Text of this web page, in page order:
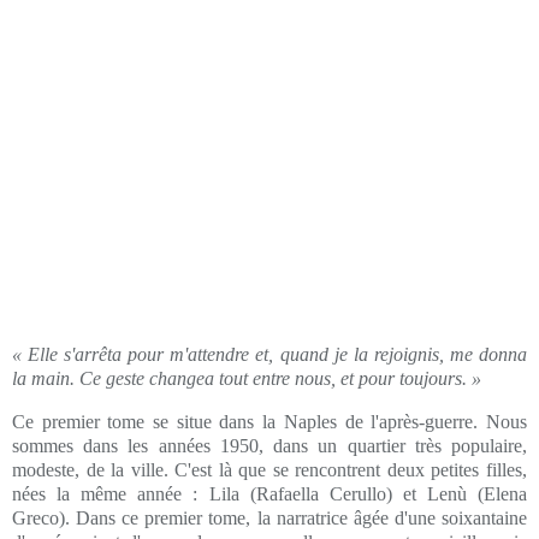
« Elle s'arrêta pour m'attendre et, quand je la rejoignis, me donna
la main. Ce geste changea tout entre nous, et pour toujours. »
Ce premier tome se situe dans la Naples de l'après-guerre. Nous
sommes dans les années 1950, dans un quartier très populaire,
modeste, de la ville. C'est là que se rencontrent deux petites filles,
nées la même année : Lila (Rafaella Cerullo) et Lenù (Elena
Greco). Dans ce premier tome, la narratrice âgée d'une soixantaine